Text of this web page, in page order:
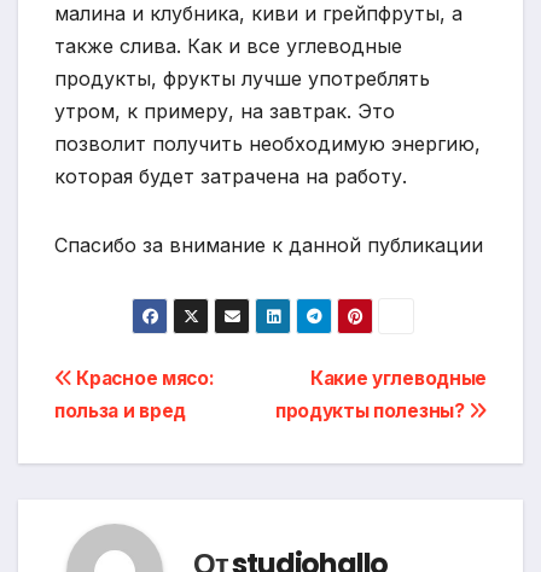
малина и клубника, киви и грейпфруты, а
также слива. Как и все углеводные
продукты, фрукты лучше употреблять
утром, к примеру, на завтрак. Это
позволит получить необходимую энергию,
которая будет затрачена на работу.
Спасибо за внимание к данной публикации
Навигация
по
Какие углеводные
продукты полезны?
Красное мясо:
польза и вред